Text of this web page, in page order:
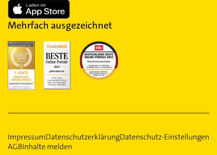
Mehrfach ausgezeichnet
ImpressumDatenschutzerklärungDatenschutz-Einstellungen
AGBInhalte melden